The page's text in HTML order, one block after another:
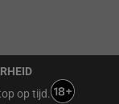
op tijd.